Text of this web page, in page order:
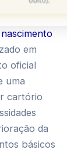
em
oficial
uma
cartório
da
básicos